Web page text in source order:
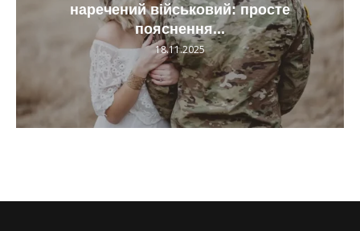
наречений військовий: просте
пояснення...
18.11.2025